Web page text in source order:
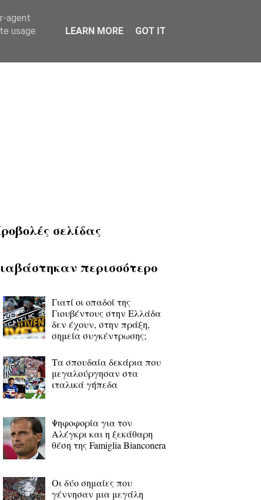
σελίδας
περισσότερο
Γιατί οι οπαδοί της
Γιουβέντους στην Ελλάδα
δεν έχουν, στην πράξη,
σημεία συγκέντρωσης;
Τα σπουδαία δεκάρια που
μεγαλούργησαν στα
ιταλικά γήπεδα
Ψηφοφορία για τον
Αλέγκρι και η ξεκάθαρη
θέση της Famiglia Bianconera
Οι δύο σημαίες που
γέννησαν μια μεγάλη
agent
usage
LEARN MORE GOT IT